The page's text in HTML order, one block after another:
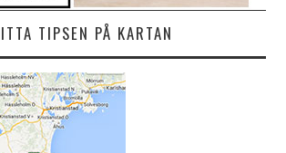
TIPSEN PÅ KARTAN